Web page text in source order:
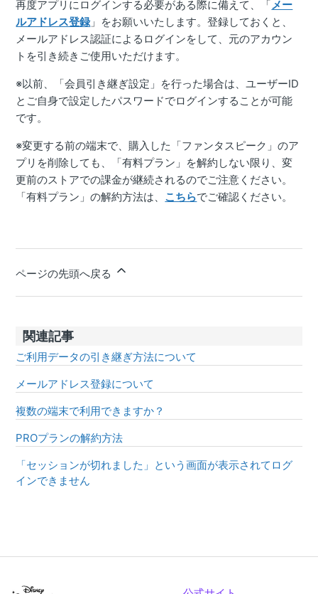
再度アプリにログインする必要がある際に備えて、「メー
ルアドレス登録」をお願いいたします。登録しておくと、
メールアドレス認証によるログインをして、元のアカウン
トを引き続きご使用いただけます。
※以前、「会員引き継ぎ設定」を行った場合は、ユーザーID
とご自身で設定したパスワードでログインすることが可能
です。
※変更する前の端末で、購入した「ファンタスピーク」のア
プリを削除しても、「有料プラン」を解約しない限り、変
更前のストアでの課金が継続されるのでご注意ください。
「有料プラン」の解約方法は、 こちらでご確認ください。
ページの先頭へ戻る
関連記事
ご利用データの引き継ぎ方法について
メールアドレス登録について
複数の端末で利用できますか？
PROプランの解約方法
「セッションが切れました」という画面が表示されてログ
インできません